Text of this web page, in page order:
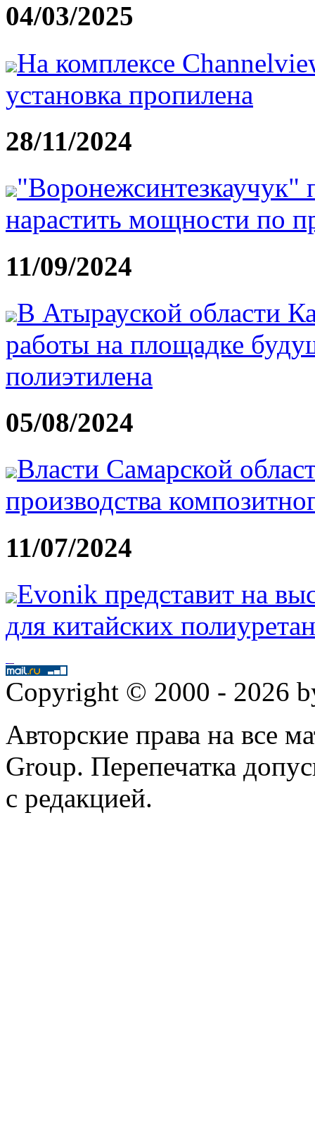
04/03/2025
На комплексе
установка пропилена
28/11/2024
"Воронежсинтезкаучук"
нарастить мощности по
11/09/2024
В Атырауской области
работы на площадке
полиэтилена
05/08/2024
Власти Самарской
производства
11/07/2024
Evonik представит на
для китайских
Copyright © 2000 - 2026
Авторские права на все
Group. Перепечатка
с редакцией.